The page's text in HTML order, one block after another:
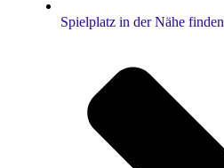
Spielplatz in der Nähe finden